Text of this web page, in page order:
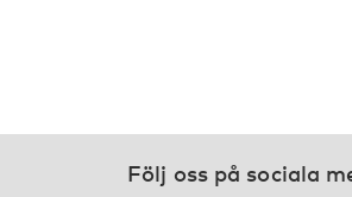
Följ oss på sociala